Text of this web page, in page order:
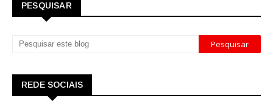
PESQUISAR
REDE SOCIAIS